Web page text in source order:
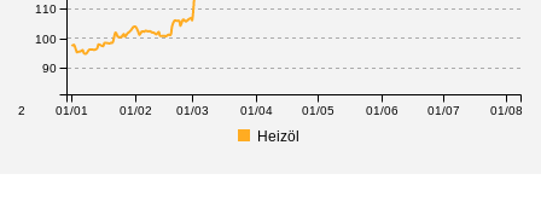
12 01/01 01/02 01/03 01/04 01/05 01/06 01/07 01/08
90
100
110
Heizöl